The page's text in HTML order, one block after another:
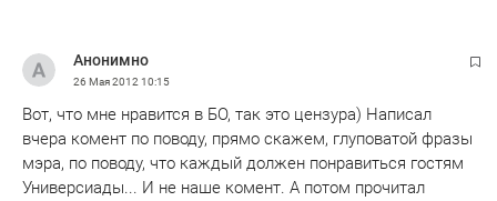
Анонимно
26 Мая 2012 10:15
Вот, что мне нравится в БО, так это цензура) Написал
вчера комент по поводу, прямо скажем, глуповатой фразы
мэра, по поводу, что каждый должен понравиться гостям
Универсиады... И не наше комент. А потом прочитал